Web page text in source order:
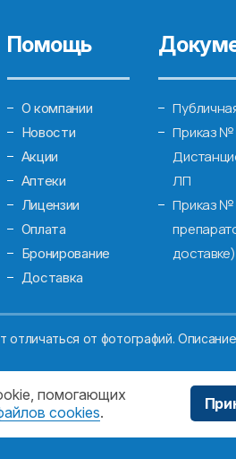
Помощь
О компании
Новости
Акции
Аптеки
Лицензии
Оплата
Бронирование
Доставка
Приказ №
ЛП
Приказ №
доставке)
от фотографий.
"МОСОБЛМЕДСЕРВИС"
помогающих
cookies.